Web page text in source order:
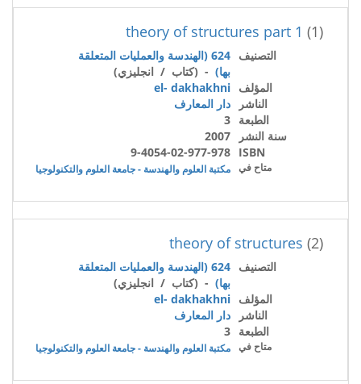
(1)
theory of structures part 1
التصنيف
624 (الهندسة والعمليات المتعلقة
بها) - (كتاب / انجليزي)
المؤلف el- dakhakhni
الناشر
دار المعارف
الطبعة 3
سنة النشر
2007
ISBN
9-4054-02-977-978
متاح في مكتبة العلوم والهندسة - جامعة العلوم والتكنولوجيا
(2)
theory of structures
التصنيف
624 (الهندسة والعمليات المتعلقة
بها) - (كتاب / انجليزي)
المؤلف el- dakhakhni
الناشر
دار المعارف
الطبعة 3
متاح في مكتبة العلوم والهندسة - جامعة العلوم والتكنولوجيا